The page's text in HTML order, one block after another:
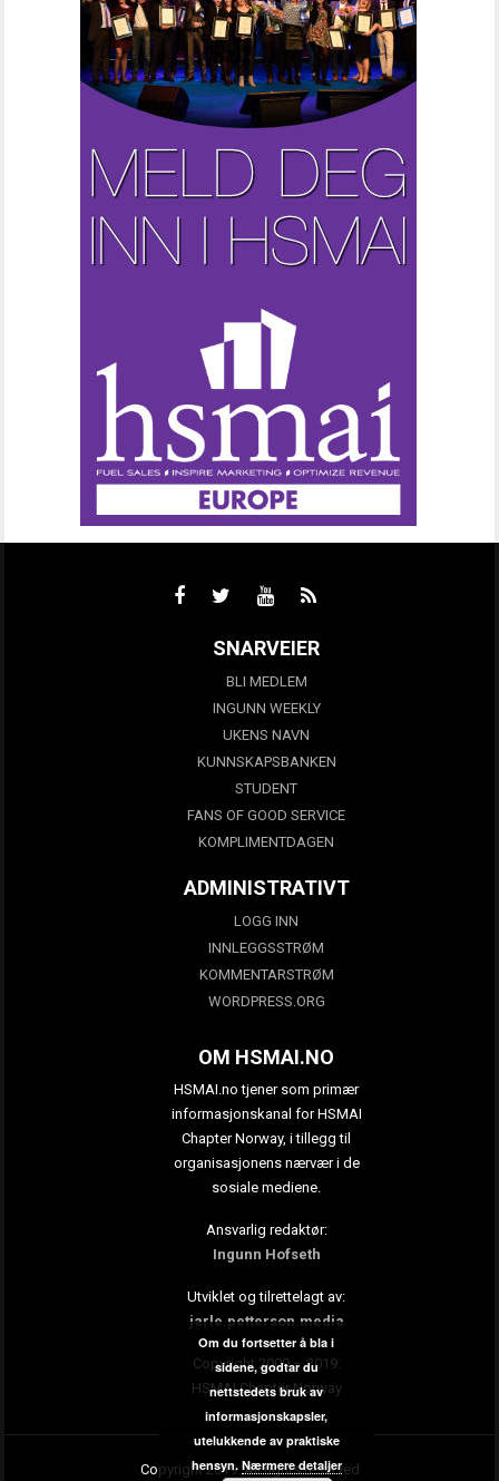
SNARVEIER
BLI MEDLEM
INGUNN WEEKLY
UKENS NAVN
KUNNSKAPSBANKEN
STUDENT
FANS OF GOOD SERVICE
KOMPLIMENTDAGEN
ADMINISTRATIVT
LOGG INN
INNLEGGSSTRØM
KOMMENTARSTRØM
WORDPRESS.ORG
OM HSMAI.NO
HSMAI.no tjener som primær
informasjonskanal for HSMAI
Chapter Norway, i tillegg til
organisasjonens nærvær i de
sosiale mediene.
Ansvarlig redaktør:
Ingunn Hofseth
Utviklet og tilrettelagt av:
jarle.petterson.media
Copyright 2009 – 2019:
HSMAI Chapter Norway
Copyright 2019. All rights reserved
Om du fortsetter å bla i
sidene, godtar du
nettstedets bruk av
informasjonskapsler,
utelukkende av praktiske
hensyn. Nærmere detaljer